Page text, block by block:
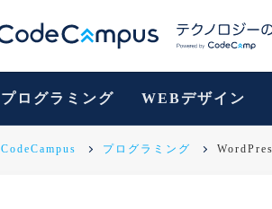
プログラミング WEBデザイン
CodeCampus プログラミング